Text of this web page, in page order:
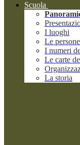
Scuola
I luoghi
Le persone
I numeri
Le carte
La storia